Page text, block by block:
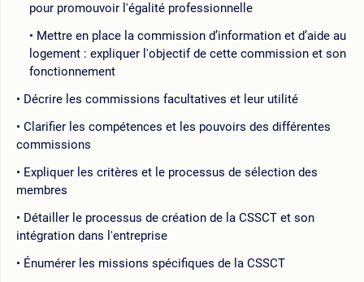
pour promouvoir l'égalité professionnelle
Mettre en place la commission d’information et d’aide au
logement : expliquer l'objectif de cette commission et son
fonctionnement
Décrire les commissions facultatives et leur utilité
Clarifier les compétences et les pouvoirs des différentes
commissions
Expliquer les critères et le processus de sélection des
membres
Détailler le processus de création de la CSSCT et son
intégration dans l'entreprise
Énumérer les missions spécifiques de la CSSCT